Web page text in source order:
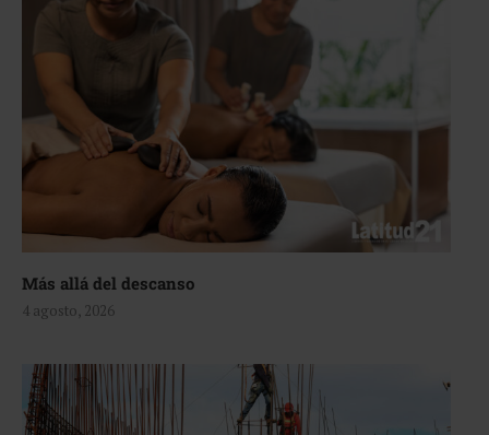
Más allá del descanso
4 agosto, 2026